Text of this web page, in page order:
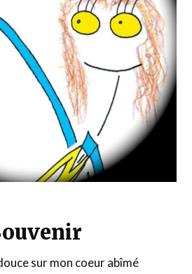
sur mon coeur abîmé